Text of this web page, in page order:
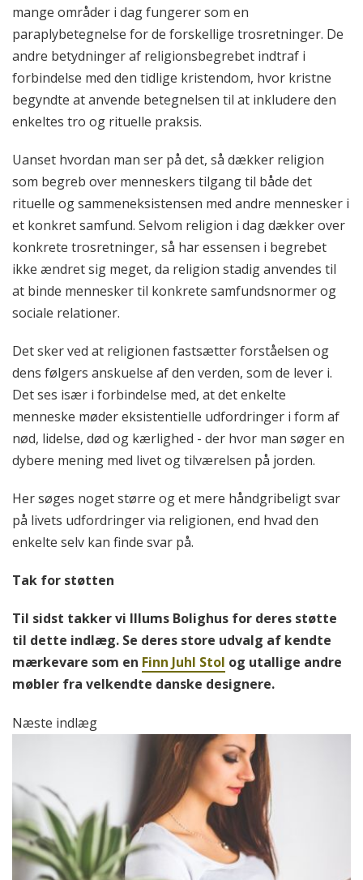
mange områder i dag fungerer som en
paraplybetegnelse for de forskellige trosretninger. De
andre betydninger af religionsbegrebet indtraf i
forbindelse med den tidlige kristendom, hvor kristne
begyndte at anvende betegnelsen til at inkludere den
enkeltes tro og rituelle praksis.
Uanset hvordan man ser på det, så dækker religion
som begreb over menneskers tilgang til både det
rituelle og sammeneksistensen med andre mennesker i
et konkret samfund. Selvom religion i dag dækker over
konkrete trosretninger, så har essensen i begrebet
ikke ændret sig meget, da religion stadig anvendes til
at binde mennesker til konkrete samfundsnormer og
sociale relationer.
Det sker ved at religionen fastsætter forståelsen og
dens følgers anskuelse af den verden, som de lever i.
Det ses især i forbindelse med, at det enkelte
menneske møder eksistentielle udfordringer i form af
nød, lidelse, død og kærlighed - der hvor man søger en
dybere mening med livet og tilværelsen på jorden.
Her søges noget større og et mere håndgribeligt svar
på livets udfordringer via religionen, end hvad den
enkelte selv kan finde svar på.
Tak for støtten
Til sidst takker vi Illums Bolighus for deres støtte
til dette indlæg. Se deres store udvalg af kendte
mærkevare som en Finn Juhl Stol og utallige andre
møbler fra velkendte danske designere.
Næste indlæg